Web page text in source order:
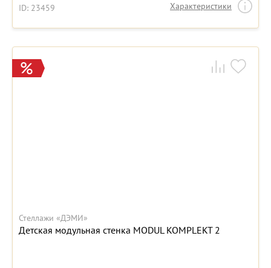
ID: 23459 Характеристики
Стеллажи «ДЭМИ»
Детская модульная стенка MODUL KOMPLEKT 2